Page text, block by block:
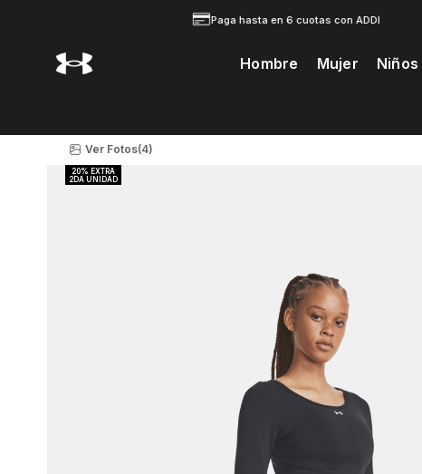
Paga hasta en 6 cuotas con ADDI
Hombre Mujer Niños
Ver Fotos(4)